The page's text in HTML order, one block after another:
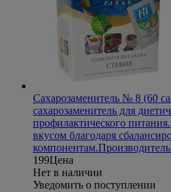
Сахарозаменитель № 8 (60
сахарозаменитель для
профилактического
вкусом благодаря
компонентам.Производитель
199Цена
Нет в наличии
Уведомить о поступлении